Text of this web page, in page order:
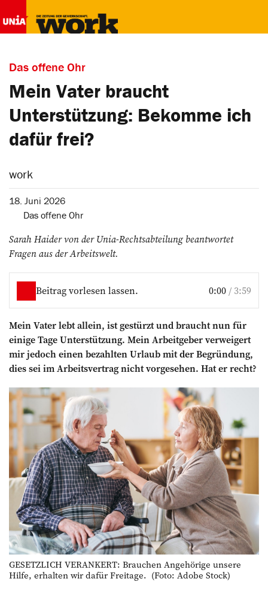
Das offene Ohr
Mein Vater braucht
Unterstützung: Bekomme ich
dafür frei?
work
18. Juni 2026
Das offene Ohr
Sarah Haider von der Unia-Rechtsabteilung beantwortet
Fragen aus der Arbeitswelt.
Beitrag vorlesen lassen. 0:00 / 3:59
Mein Vater lebt allein, ist gestürzt und braucht nun für
einige Tage Unterstützung. Mein Arbeitgeber verweigert
mir jedoch einen bezahlten Urlaub mit der Begründung,
dies sei im Arbeitsvertrag nicht vorgesehen. Hat er recht?
GESETZLICH VERANKERT: Brauchen Angehörige unsere
Hilfe, erhalten wir dafür Freitage. (Foto: Adobe Stock)